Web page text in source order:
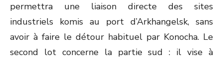
permettra une liaison directe des sites
industriels komis au port d’Arkhangelsk, sans
avoir à faire le détour habituel par Konocha. Le
second lot concerne la partie sud : il vise à